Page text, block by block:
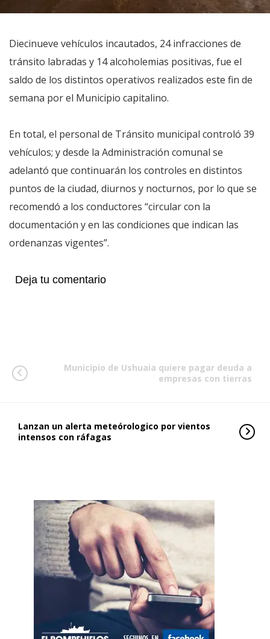
Diecinueve vehículos incautados, 24 infracciones de
tránsito labradas y 14 alcoholemias positivas, fue el
saldo de los distintos operativos realizados este fin de
semana por el Municipio capitalino.
En total, el personal de Tránsito municipal controló 39
vehículos; y desde la Administración comunal se
adelantó que continuarán los controles en distintos
puntos de la ciudad, diurnos y nocturnos, por lo que se
recomendó a los conductores “circular con la
documentación y en las condiciones que indican las
ordenanzas vigentes”.
Deja tu comentario
Municipio de Ushuaia quiere pagar deuda a
empresas con tierras
Lanzan un alerta meteórologico por vientos
intensos con ráfagas